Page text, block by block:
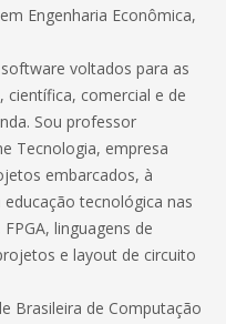
Engenharia Econômica,
voltados para as
científica, comercial e de
Sou professor
Tecnologia, empresa
embarcados, à
tecnológica nas
linguagens de
e layout de circuito
Brasileira de Computação